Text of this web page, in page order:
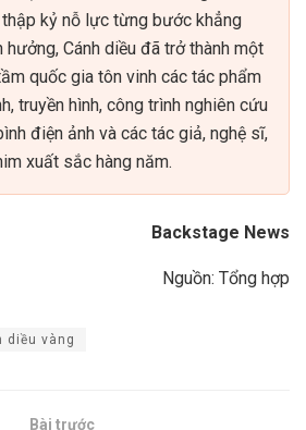
thập kỷ nỗ lực từng bước khẳng
hưởng, Cánh diều đã trở thành một
quốc gia tôn vinh các tác phẩm
truyền hình, công trình nghiên cứu
điện ảnh và các tác giả, nghệ sĩ,
xuất sắc hàng năm.
Backstage News
Nguồn: Tổng hợp
diều vàng
Bài trước